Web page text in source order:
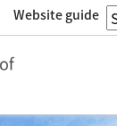
Website guide